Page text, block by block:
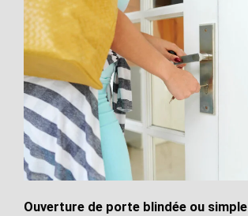
Ouverture de porte blindée ou simple